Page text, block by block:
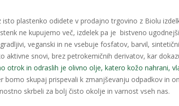
isto plastenko odidete v prodajno trgovino z Biolu
ne kupujemo več, izdelek pa je bistveno
veganski in ne vsebuje fosfatov, barvil,
aktivne snovi, brez petrokemičnih derivatov, kar
otrok in odraslih je olivno olje, katero kožo nahrani,
bomo skupaj prispevali k zmanjševanju odpadkov in
skrbeli za bolj čisto okolje in varnost vseh nas.